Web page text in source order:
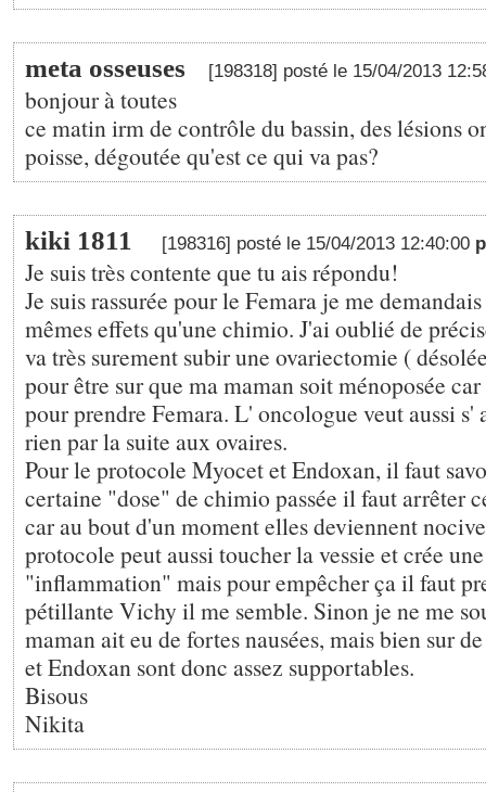
meta osseuses [198318] posté le 15/04/2013
bonjour à toutes
ce matin irm de contrôle du bassin, des lésions
poisse, dégoutée qu'est ce qui va pas?
kiki 1811 [198316] posté le 15/04/2013 12:40:00
Je suis très contente que tu ais répondu!
Je suis rassurée pour le Femara je me
mêmes effets qu'une chimio. J'ai oublié de
va très surement subir une ovariectomie (
pour être sur que ma maman soit ménoposée
pour prendre Femara. L' oncologue veut aussi s'
rien par la suite aux ovaires.
Pour le protocole Myocet et Endoxan, il faut
certaine "dose" de chimio passée il faut arrêter
car au bout d'un moment elles deviennent
protocole peut aussi toucher la vessie et crée
"inflammation" mais pour empêcher ça il faut
pétillante Vichy il me semble. Sinon je ne me
maman ait eu de fortes nausées, mais bien sur
et Endoxan sont donc assez supportables.
Bisous
Nikita